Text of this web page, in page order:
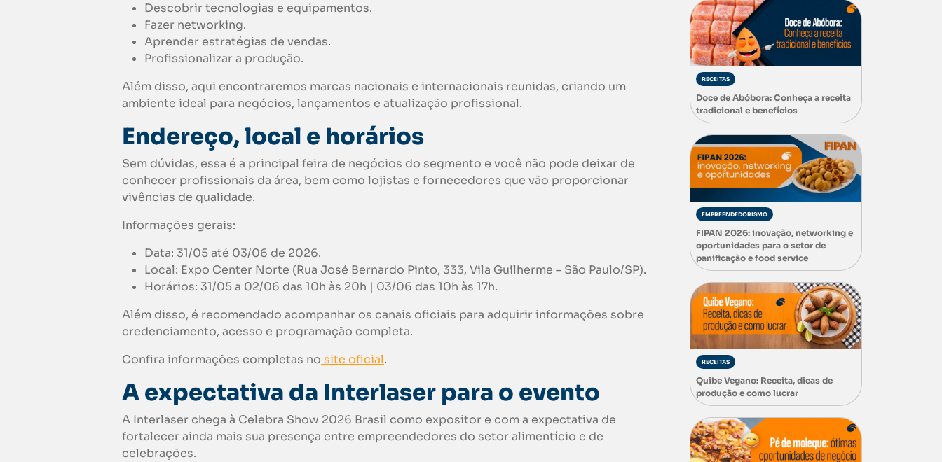
Descobrir tecnologias e equipamentos.
Fazer networking.
Aprender estratégias de vendas.
Profissionalizar a produção.
Além disso, aqui encontraremos marcas nacionais e internacionais reunidas, criando um
ambiente ideal para negócios, lançamentos e atualização profissional.
Endereço, local e horários
Sem dúvidas, essa é a principal feira de negócios do segmento e você não pode deixar de
conhecer profissionais da área, bem como lojistas e fornecedores que vão proporcionar
vivências de qualidade.
Informações gerais:
Data: 31/05 até 03/06 de 2026.
Local: Expo Center Norte (Rua José Bernardo Pinto, 333, Vila Guilherme – São Paulo/SP).
Horários: 31/05 a 02/06 das 10h às 20h | 03/06 das 10h às 17h.
Além disso, é recomendado acompanhar os canais oficiais para adquirir informações sobre
credenciamento, acesso e programação completa.
Confira informações completas no site oficial.
A expectativa da Interlaser para o evento
A Interlaser chega à Celebra Show 2026 Brasil como expositor e com a expectativa de
fortalecer ainda mais sua presença entre empreendedores do setor alimentício e de
celebrações.
RECEITAS
Doce de Abóbora: Conheça a receita
tradicional e benefícios
EMPREENDEDORISMO
FIPAN 2026: inovação, networking e
oportunidades para o setor de
panificação e food service
RECEITAS
Quibe Vegano: Receita, dicas de
produção e como lucrar